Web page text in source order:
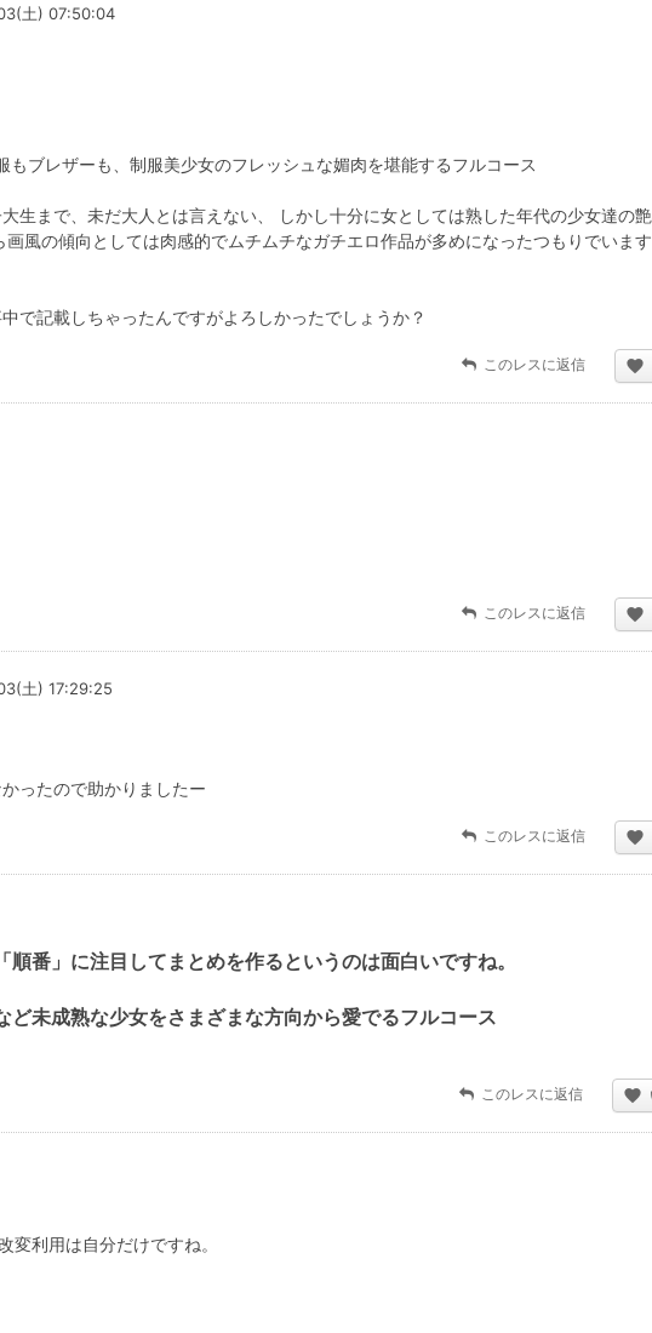
土) 07:50:04
もブレザーも、制服美少女のフレッシュな媚肉を堪能するフルコース
生まで、未だ大人とは言えない、 しかし十分に女としては熟した年代の少女達の
風の傾向としては肉感的でムチムチなガチエロ作品が多めになったつもりでいます
で記載しちゃったんですがよろしかったでしょうか？
このレスに返信
このレスに返信
土) 17:29:25
ったので助かりましたー
このレスに返信
番」に注目してまとめを作るというのは面白いですね。
ど未成熟な少女をさまざまな方向から愛でるフルコース
このレスに返信
利用は自分だけですね。